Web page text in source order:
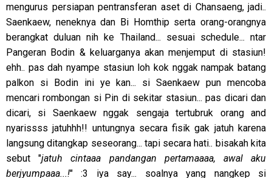
mengurus persiapan pentransferan aset di Chansaeng, jadi..
Saenkaew, neneknya dan Bi Homthip serta orang-orangnya
berangkat duluan nih ke Thailand... sesuai schedule... ntar
Pangeran Bodin & keluarganya akan menjemput di stasiun!
ehh.. pas dah nyampe stasiun loh kok nggak nampak batang
palkon si Bodin ini ye kan... si Saenkaew pun mencoba
mencari rombongan si Pin di sekitar stasiun... pas dicari dan
dicari, si Saenkaew nggak sengaja tertubruk orang and
nyarissss jatuhhh!! untungnya secara fisik gak jatuh karena
langsung ditangkap seseorang... tapi secara hati.. bisakah kita
sebut "jatuh cintaaa pandangan pertamaaaa, awal aku
berjyumpaaa...!" :3 iya say... soalnya yang nangkep si